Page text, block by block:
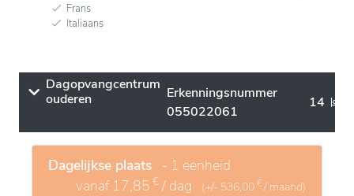
Frans
Italiaans
Dagopvangcentrum
ouderen
Erkenningsnummer
055022061
14
Dagelijkse plaats - 1 eenheid
vanaf 17,85 € / dag (+/- 536,00 € / maand)